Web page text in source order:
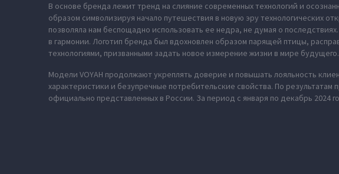
В основе бренда лежит тренд на слияние современных технологий и
образом символизируя начало путешествия в новую эру технологических
позволяла нам беспощадно использовать ее недра, не думая о
в гармонии. Логотип бренда был вдохновлен образом парящей птицы,
технологиями, призванными задать новое измерение жизни в мире будущего.
Модели VOYAH продолжают укреплять доверие и повышать лояльность
характеристики и безупречные потребительские свойства. По
официально представленных в России. За период с января по декабрь